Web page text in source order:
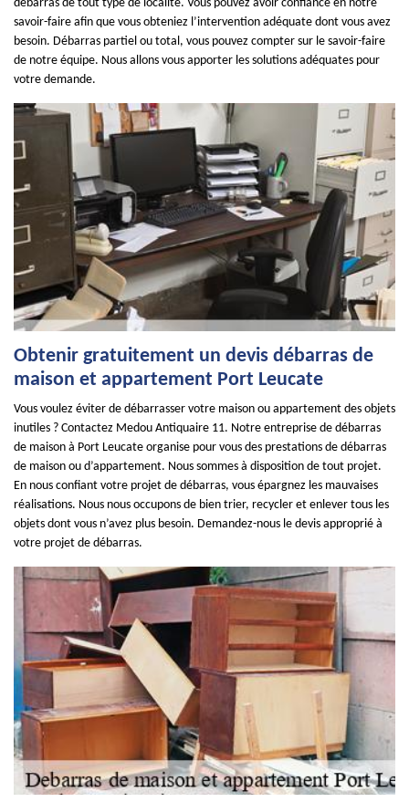
débarras de tout type de localité. Vous pouvez avoir confiance en notre
savoir-faire afin que vous obteniez l’intervention adéquate dont vous avez
besoin. Débarras partiel ou total, vous pouvez compter sur le savoir-faire
de notre équipe. Nous allons vous apporter les solutions adéquates pour
votre demande.
Obtenir gratuitement un devis débarras de
maison et appartement Port Leucate
Vous voulez éviter de débarrasser votre maison ou appartement des objets
inutiles ? Contactez Medou Antiquaire 11. Notre entreprise de débarras
de maison à Port Leucate organise pour vous des prestations de débarras
de maison ou d’appartement. Nous sommes à disposition de tout projet.
En nous confiant votre projet de débarras, vous épargnez les mauvaises
réalisations. Nous nous occupons de bien trier, recycler et enlever tous les
objets dont vous n’avez plus besoin. Demandez-nous le devis approprié à
votre projet de débarras.